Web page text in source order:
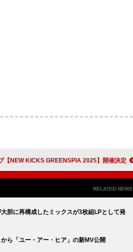
、野外ライブ【NEW KICKS GREENSPIA 2025】開催決定
RELATED NEWS
胆に再構成したミックスが3枚組LPとして発
ら「ユー・アー・ヒア」の新MV公開